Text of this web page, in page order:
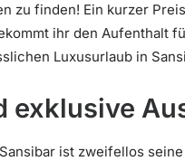
zu finden! Ein kurzer
ihr den Aufenthalt
Luxusurlaub in
exklusive
ist zweifellos seine